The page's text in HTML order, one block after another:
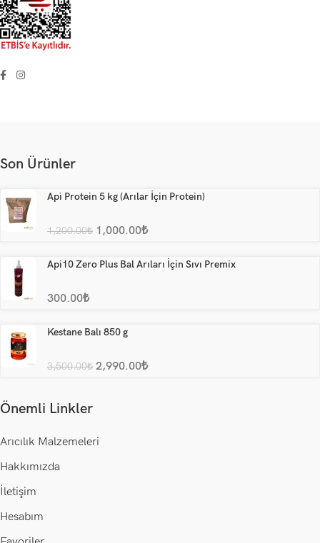
Son Ürünler
Api Protein 5 kg (Arılar İçin Protein)
1,200.00₺ 1,000.00₺
Api10 Zero Plus Bal Arıları İçin Sıvı Premix
300.00₺
Kestane Balı 850 g
3,500.00₺ 2,990.00₺
Önemli Linkler
Arıcılık Malzemeleri
Hakkımızda
İletişim
Hesabım